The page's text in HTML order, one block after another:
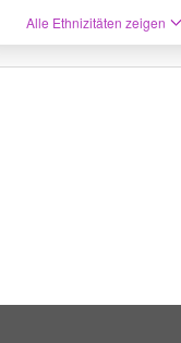
Alle Ethnizitäten zeigen